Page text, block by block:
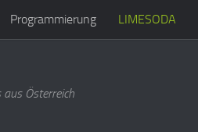
Programmierung LIMESODA
Österreich